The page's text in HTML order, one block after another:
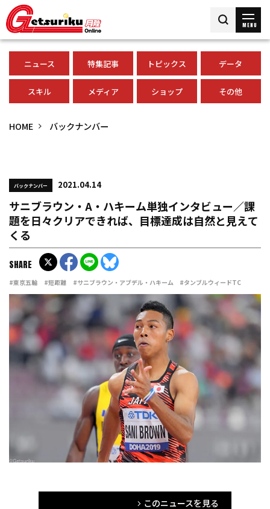
MENU
ニュース 特集記事 トピックス データ
スキル メディア ショップ その他
HOME バックナンバー
バックナンバー 2021.04.14
サニブラウン・A・ハキーム単独インタビュー／課
題を日々クリアできれば、目標達成は自然と見えて
くる
#東京五輪 #短距離 #サニブラウン・アブデル・ハキーム #タンブルウィードTC
SHARE
arrow_forward_ios このニュースを見る